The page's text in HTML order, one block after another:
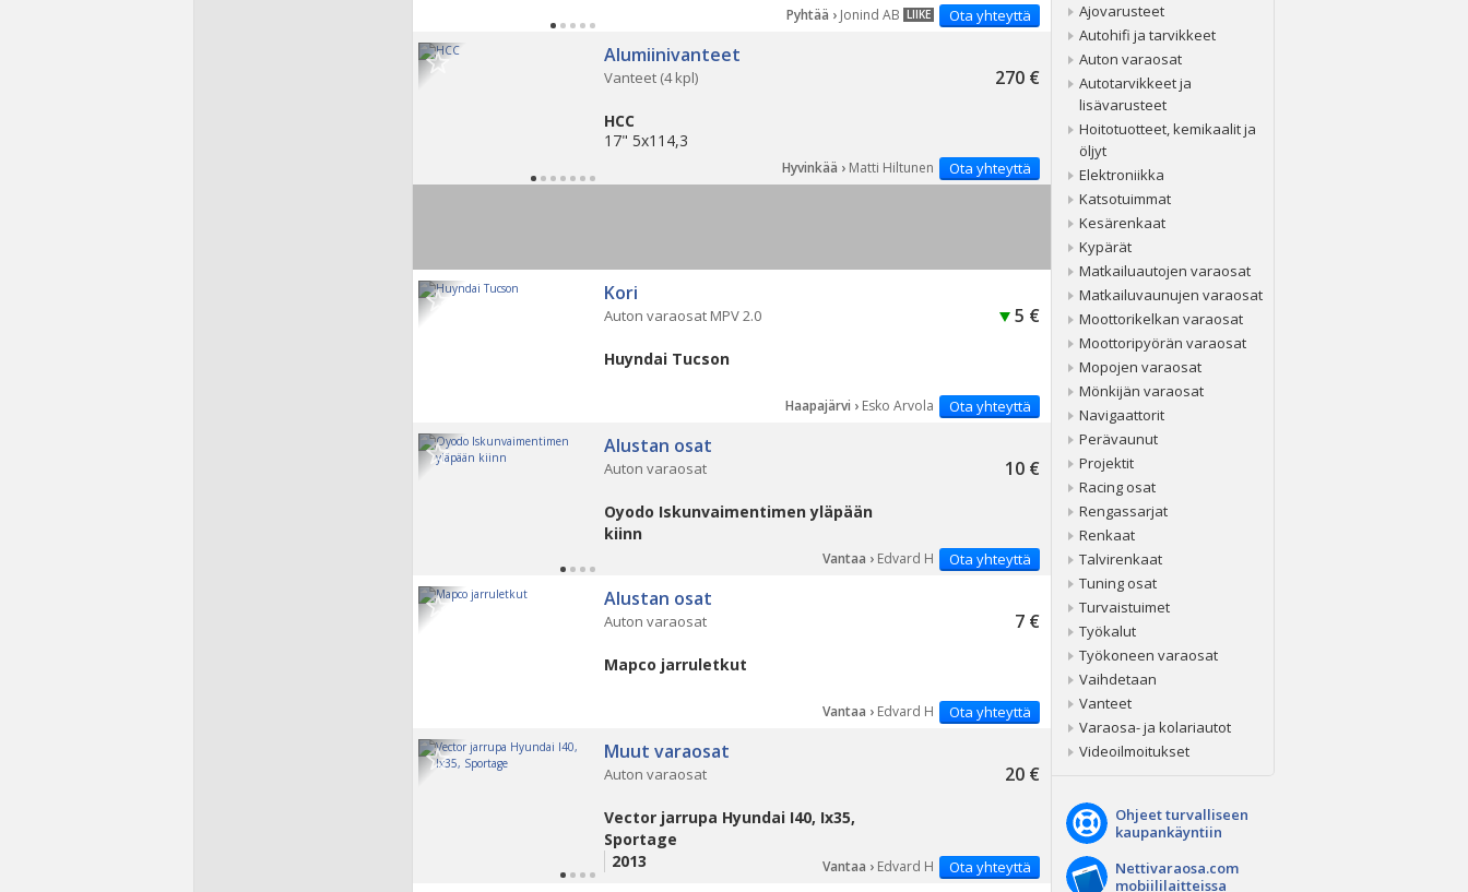
Ota yhteyttä
LIIKE
Pyhtää › Jonind AB
Alumiinivanteet
270 €
Vanteet (4 kpl)
HCC
17" 5x114,3
Ota yhteyttä
Hyvinkää › Matti Hiltunen
Kori
5 €
Auton varaosat MPV 2.0
Huyndai Tucson
Ota yhteyttä
Haapajärvi › Esko Arvola
Alustan osat
10 €
Auton varaosat
Oyodo Iskunvaimentimen yläpään
kiinn
Ota yhteyttä
Vantaa › Edvard H
Alustan osat
7 €
Auton varaosat
Mapco jarruletkut
Ota yhteyttä
Vantaa › Edvard H
Muut varaosat
20 €
Auton varaosat
Vector jarrupa Hyundai I40, Ix35,
Sportage
2013
Ota yhteyttä
Vantaa › Edvard H
Ajovarusteet
Autohifi ja tarvikkeet
Auton varaosat
Autotarvikkeet ja
lisävarusteet
Hoitotuotteet, kemikaalit ja
öljyt
Elektroniikka
Katsotuimmat
Kesärenkaat
Kypärät
Matkailuautojen varaosat
Matkailuvaunujen varaosat
Moottorikelkan varaosat
Moottoripyörän varaosat
Mopojen varaosat
Mönkijän varaosat
Navigaattorit
Perävaunut
Projektit
Racing osat
Rengassarjat
Renkaat
Talvirenkaat
Tuning osat
Turvaistuimet
Työkalut
Työkoneen varaosat
Vaihdetaan
Vanteet
Varaosa- ja kolariautot
Videoilmoitukset
Ohjeet turvalliseen
kaupankäyntiin
Nettivaraosa.com
mobiililaitteissa